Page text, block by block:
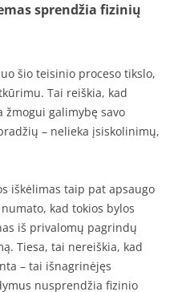
sprendžia fizinių
šio teisinio proceso tikslo,
Tai reiškia, kad
galimybę savo
– nelieka įsiskolinimų,
iškėlimas taip pat apsaugo
kad tokios bylos
iš privalomų pagrindų
Tiesa, tai nereiškia, kad
– tai išnagrinėjęs
nusprendžia fizinio